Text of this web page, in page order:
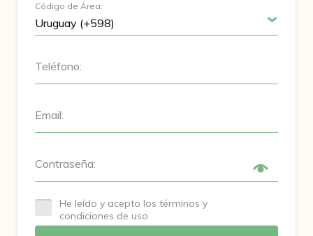
Código de Área:
Teléfono:
Email:
Contraseña:
He leído y acepto los términos y
condiciones de uso